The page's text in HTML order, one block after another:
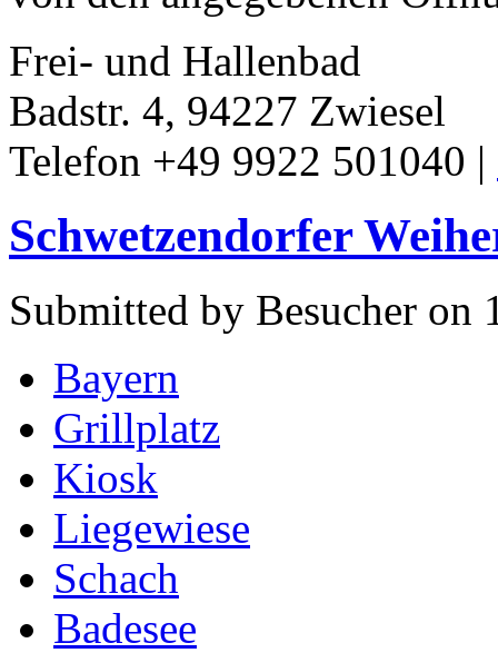
Frei- und Hallenbad
Badstr. 4, 94227 Zwiesel
Telefon +49 9922 501040 |
Schwetzendorfer
Submitted by Besucher on
Bayern
Grillplatz
Kiosk
Liegewiese
Schach
Badesee